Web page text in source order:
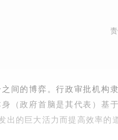
间的博弈。行政审批机构
（政府首脑是其代表）基
出的巨大活力而提高效率的